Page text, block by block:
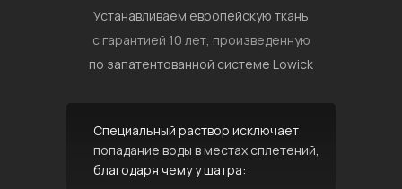
Устанавливаем европейскую ткань
с гарантией 10 лет, произведенную
по запатентованной системе Lowick
Специальный раствор исключает
попадание воды в местах сплетений,
благодаря чему у шатра: